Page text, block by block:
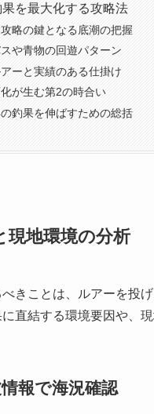
果を最大化する攻略法
略の鍵となる底潮の把握
や青物の回遊パターン
ーと実績のある仕掛け
が生む第2の時合い
釣果を伸ばすための総括
現地環境の分析
きことは、ルアーを投
直結する環境要因や、
報で海況確認